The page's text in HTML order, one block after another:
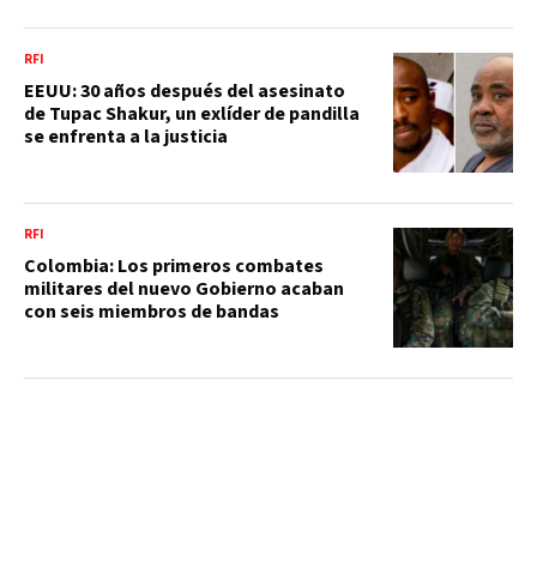
RFI
EEUU: 30 años después del asesinato
de Tupac Shakur, un exlíder de pandilla
se enfrenta a la justicia
RFI
Colombia: Los primeros combates
militares del nuevo Gobierno acaban
con seis miembros de bandas